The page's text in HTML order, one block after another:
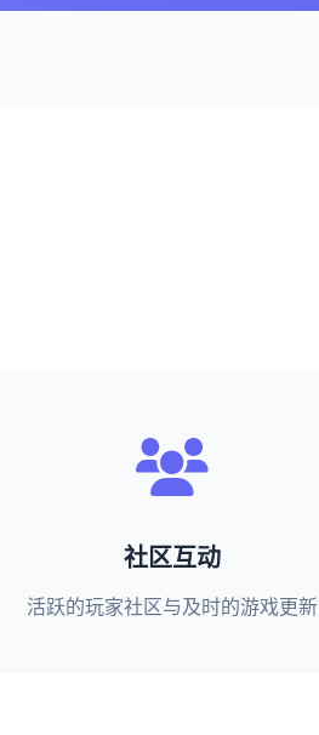
社区互动
活跃的玩家社区与及时的游戏更新